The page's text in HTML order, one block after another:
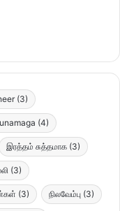
(3)
(4)
இரத்தம் சுத்தமாக (3)
(3)
(3) நிலவேம்பு (3)